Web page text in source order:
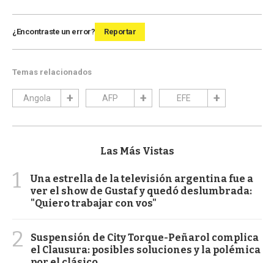
¿Encontraste un error? Reportar
Temas relacionados
Angola AFP EFE
Las Más Vistas
1
Una estrella de la televisión argentina fue a
ver el show de Gustaf y quedó deslumbrada:
"Quiero trabajar con vos"
2
Suspensión de City Torque-Peñarol complica
el Clausura: posibles soluciones y la polémica